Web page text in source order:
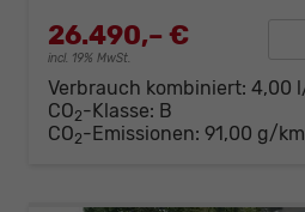
26.490,– €
incl. 19% MwSt.
Verbrauch kombiniert: 4,00
CO2-Klasse: B
CO2-Emissionen: 91,00 g/km